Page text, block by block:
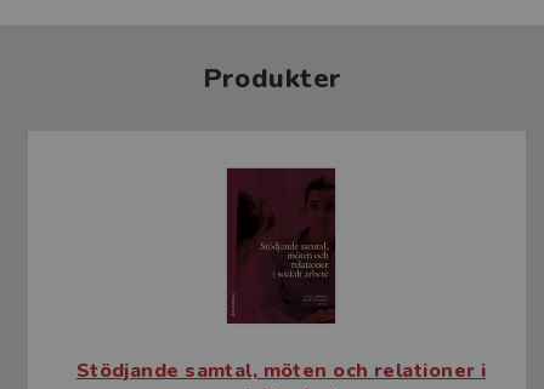
Produkter
Stödjande samtal, möten och relationer i